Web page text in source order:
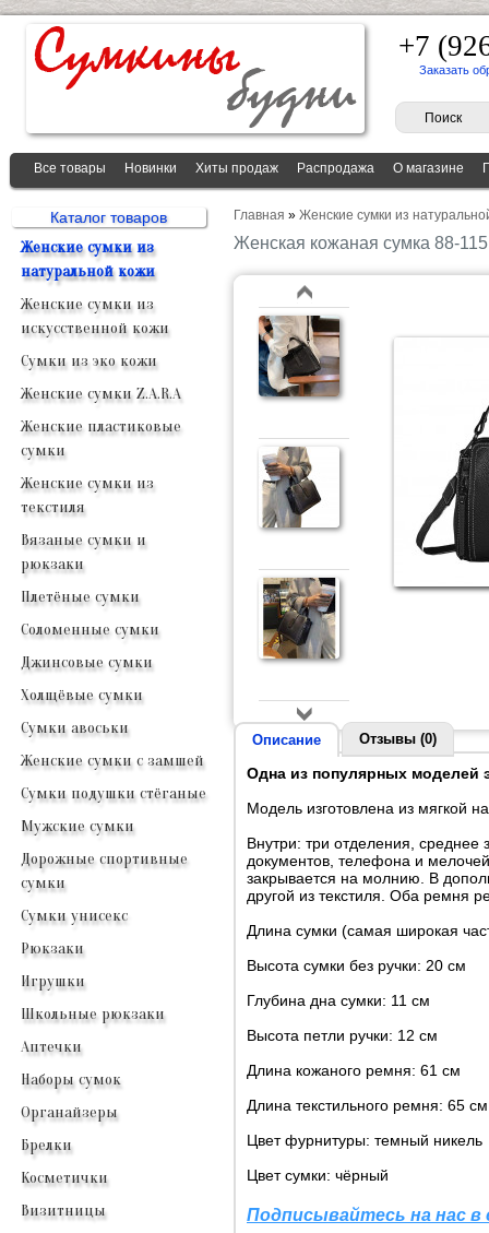
+7
Заказать
Все товары Новинки Хиты продаж Распродажа О магазине
Каталог товаров
Женские сумки из
натуральной кожи
Женские сумки из
искусственной кожи
Сумки из эко кожи
Женские сумки Z.A.R.A
Женские пластиковые
сумки
Женские сумки из
текстиля
Вязаные сумки и
рюкзаки
Плетёные сумки
Соломенные сумки
Джинсовые сумки
Холщёвые сумки
Сумки авоськи
Женские сумки с замшей
Сумки подушки стёганые
Мужские сумки
Дорожные спортивные
сумки
Сумки унисекс
Рюкзаки
Игрушки
Школьные рюкзаки
Аптечки
Наборы сумок
Органайзеры
Брелки
Косметички
Визитницы
Главная » Женские сумки из
Женская кожаная сумка 88-
Описание Отзывы (0)
Одна из популярных моделей
Модель изготовлена из мягкой
Внутри: три отделения,
документов, телефона и
закрывается на молнию. В
другой из текстиля. Оба ремня
Длина сумки (самая широкая
Высота сумки без ручки: 20 см
Глубина дна сумки: 11 см
Высота петли ручки: 12 см
Длина кожаного ремня: 61 см
Длина текстильного ремня: 65 см
Цвет фурнитуры: темный никель
Цвет сумки: чёрный
Подписывайтесь на нас